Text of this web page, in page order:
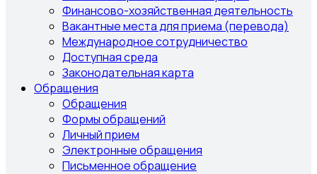
Финансово-хозяйственная деятельность
Вакантные места для приема (перевода)
Международное сотрудничество
Доступная среда
Законодательная карта
Обращения
Обращения
Формы обращений
Личный прием
Электронные обращения
Письменное обращение